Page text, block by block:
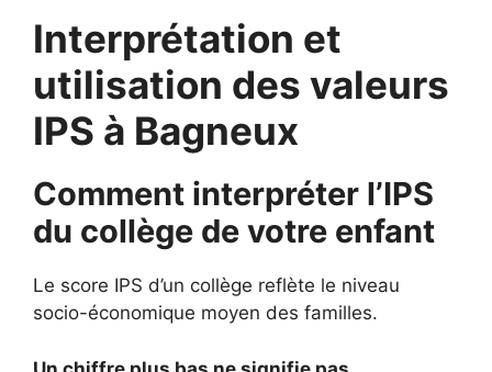
Interprétation et
utilisation des valeurs
IPS à Bagneux
Comment interpréter l’IPS
du collège de votre enfant
Le score IPS d’un collège reflète le niveau
socio-économique moyen des familles.